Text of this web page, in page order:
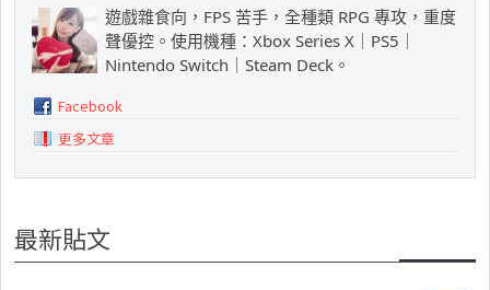
遊戲雜食向，FPS 苦手，全種類 RPG 專攻，重度
聲優控。使用機種：Xbox Series X｜PS5｜
Nintendo Switch｜Steam Deck。
Facebook
更多文章
最新貼文